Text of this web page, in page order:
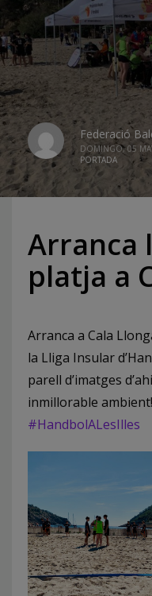
Federació
DOMINGO, 05
PORTADA
Arranca
platja a
Arranca a Cala
la Lliga Insular
parell d’imatges
inmillorable
#HandbolALesIlles